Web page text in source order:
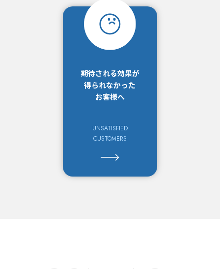
期待される効果が
得られなかった
お客様へ
UNSATISFIED
CUSTOMERS